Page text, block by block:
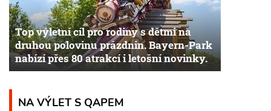
Top výletní cíl pro rodiny s dětmi na
druhou polovinu prázdnin. Bayern-Park
nabízí přes 80 atrakcí i letošní novinky.
NA VÝLET S QAPEM